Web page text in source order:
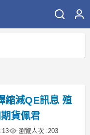
縮減QE訊息 殖
貨佩君
瀏覽人次 :203